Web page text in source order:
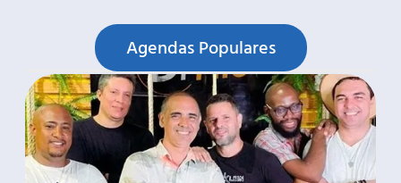
Agendas Populares